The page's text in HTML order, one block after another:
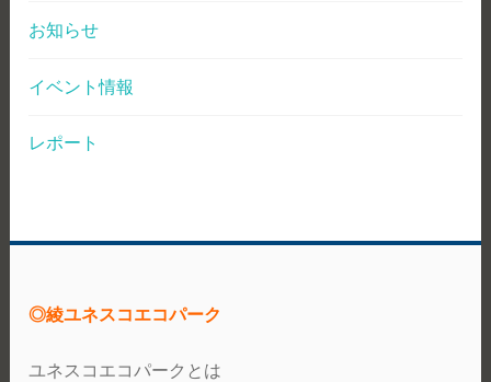
お知らせ
イベント情報
レポート
◎綾ユネスコエコパーク
ユネスコエコパークとは